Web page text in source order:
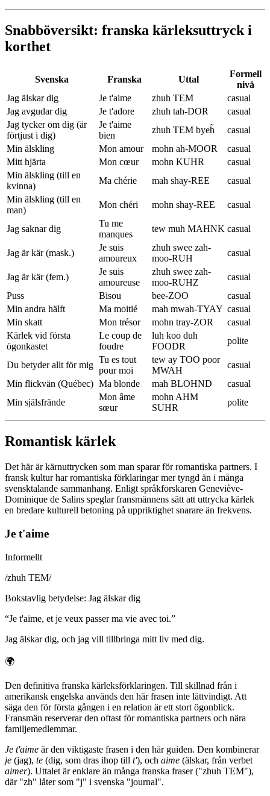
Snabböversikt: franska kärleksuttryck i
korthet
Svenska Franska Uttal
Formell
nivå
Jag älskar dig
Je t'aime zhuh TEM
casual
Jag avgudar dig
Je t'adore zhuh tah-DOR
casual
Jag tycker om dig (är
förtjust i dig)
Je t'aime
bien
zhuh TEM byeh̃
casual
Min älskling
Mon amour mohn ah-MOOR
casual
Mitt hjärta
Mon cœur mohn KUHR
casual
Min älskling (till en
kvinna)
Ma chérie mah shay-REE
casual
Min älskling (till en
man)
Mon chéri mohn shay-REE casual
Jag saknar dig
Tu me
manques
tew muh MAHNK casual
Jag är kär (mask.)
Je suis
amoureux
zhuh swee zah-
moo-RUH
casual
Jag är kär (fem.)
Je suis
amoureuse
zhuh swee zah-
moo-RUHZ
casual
Puss
Bisou bee-ZOO
casual
Min andra hälft
Ma moitié mah mwah-TYAY casual
Min skatt
Mon trésor mohn tray-ZOR
casual
Kärlek vid första
ögonkastet
Le coup de
foudre
luh koo duh
FOODR
polite
Du betyder allt för mig
Tu es tout
pour moi
tew ay TOO poor
MWAH
casual
Min flickvän (Québec) Ma blonde mah BLOHND
casual
Min själsfrände
Mon âme
sœur
mohn AHM
SUHR
polite
Romantisk kärlek
Det här är kärnuttrycken som man sparar för romantiska partners. I
fransk kultur har romantiska förklaringar mer tyngd än i många
svensktalande sammanhang. Enligt språkforskaren Geneviève-
Dominique de Salins speglar fransmännens sätt att uttrycka kärlek
en bredare kulturell betoning på uppriktighet snarare än frekvens.
Je t'aime
Informellt
/zhuh TEM/
Bokstavlig betydelse: Jag älskar dig
“Je t'aime, et je veux passer ma vie avec toi.”
Jag älskar dig, och jag vill tillbringa mitt liv med dig.
🌍
Den definitiva franska kärleksförklaringen. Till skillnad från i
amerikansk engelska används den här frasen inte lättvindigt. Att
säga den för första gången i en relation är ett stort ögonblick.
Fransmän reserverar den oftast för romantiska partners och nära
familjemedlemmar.
Je t'aime är den viktigaste frasen i den här guiden. Den kombinerar
je (jag), te (dig, som dras ihop till t'), och aime (älskar, från verbet
aimer). Uttalet är enklare än många franska fraser ("zhuh TEM"),
där "zh" låter som "j" i svenska "journal".